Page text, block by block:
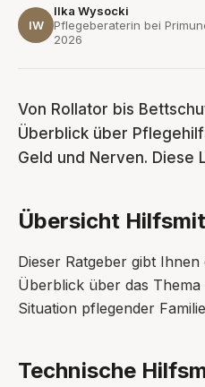
IW
Ilka Wysocki
Pflegeberaterin bei
2026
Von Rollator bis
Überblick über
Geld und Nerven. Diese
Übersicht
Dieser Ratgeber gibt
Überblick über das
Situation pflegender
Technische